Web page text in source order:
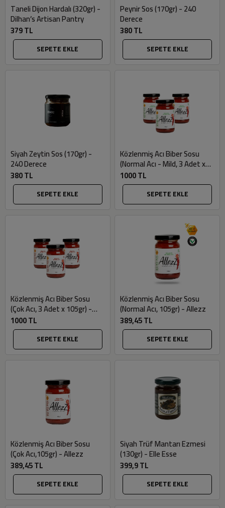
Taneli Dijon Hardalı (320gr) -
Dilhan’s Artisan Pantry
379 TL
SEPETE EKLE
Peynir Sos (170gr) - 240
Derece
380 TL
SEPETE EKLE
Siyah Zeytin Sos (170gr) -
240 Derece
380 TL
SEPETE EKLE
Közlenmiş Acı Biber Sosu
(Normal Acı - Mild, 3 Adet x
105gr) - Allezz
1000 TL
SEPETE EKLE
Közlenmiş Acı Biber Sosu
(Çok Acı, 3 Adet x 105gr) -
Allezz
1000 TL
SEPETE EKLE
Közlenmiş Acı Biber Sosu
(Normal Acı, 105gr) - Allezz
389,45 TL
SEPETE EKLE
Közlenmiş Acı Biber Sosu
(Çok Acı,105gr) - Allezz
389,45 TL
SEPETE EKLE
Siyah Trüf Mantarı Ezmesi
(130gr) - Elle Esse
399,9 TL
SEPETE EKLE